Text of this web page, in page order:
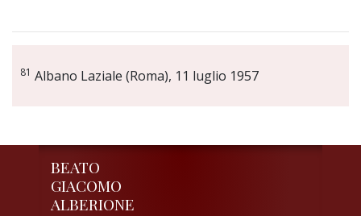
81 Albano Laziale (Roma), 11 luglio 1957
BEATO
GIACOMO
ALBERIONE